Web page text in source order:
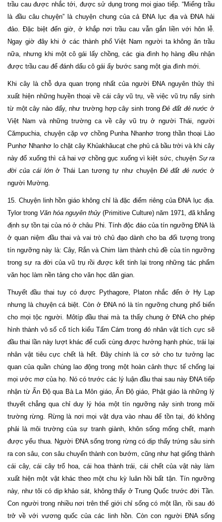
trầu cau được nhắc tới, được sử dụng trong mọi giao tiếp. “Miếng trầu
là đầu câu chuyện” là chuyện chung của cả ĐNA lục địa và ĐNA hải
đảo. Đặc biệt đến giờ, ở khắp nơi trầu cau vẫn gắn liền với hôn lễ.
Ngay giờ đây khi ở các thành phố Việt Nam người ta không ăn trầu
nữa, nhưng khi một cô gái lấy chồng, các gia đình họ hàng đều nhận
được trầu cau để đánh dấu cô gái ấy bước sang một gia đình mới.
Khi cây là chỗ dựa quan trọng nhất của người ĐNA nguyên thủy thì
xuất hiện những huyền thoại về cái cây vũ trụ, về việc vũ trụ nẩy sinh
từ một cây nào đấy, như trường hợp cây sinh trongĐẻ đất đẻ nước ở
Việt Nam và những trường ca về cây vũ trụ ở người Thái, người
Cămpuchia, chuyện cặp vợ chồng Punha Nhanhơ trong thần thoại Lào
Punhơ Nhanhơ lo chặt cây Khủakhâucạt che phủ cả bầu trời và khi cây
này đổ xuống thì cả hai vợ chồng gục xuống vì kiệt sức, chuyện Sự ra
đời của cái lớnở Thái Lan tương tự như chuyện Đẻ đất đẻ nước ở
người Mường.
15. Chuyện linh hồn giáo không chỉ là đặc điểm riêng của ĐNA lục địa.
Tylor trong Văn hóa nguyên thủy (Primitive Culture) năm 1971, đã khẳng
định sự tồn tại của nó ở châu Phi. Tính độc đáo của tín ngưỡng ĐNA là
ở quan niệm đầu thai và vai trò chủ đạo dành cho ba đối tượng trong
tín ngưỡng này là: Cây, Rắn và Chim làm thành chủ đề của tín ngưỡng
trong sự ra đời của vũ trụ rồi được kết tinh lại trong những tác phẩm
văn học làm nền tảng cho văn học dân gian.
Thuyết đầu thai tuy có được Pythagore, Platon nhắc đến ở Hy Lạp
nhưng là chuyện cá biệt. Còn ở ĐNA nó là tín ngưỡng chung phổ biến
cho mọi tộc người. Môtíp đầu thai mà ta thấy chung ở ĐNA cho phép
hình thành vô số cổ tích kiểu Tấm Cám trong đó nhân vật tích cực sẽ
đầu thai lần này lượt khác để cuối cùng được hưởng hạnh phúc, trái lại
nhân vật tiêu cực chết là hết. Đây chính là cơ sở cho tư tưởng lạc
quan của quần chúng lao động trong một hoàn cảnh thực tế chống lại
mọi ước mơ của họ. Nó có trước các lý luận đầu thai sau này ĐNA tiếp
nhận từ Ấn Độ qua Bà La Môn giáo, Ấn Độ giáo, Phật giáo là những lý
thuyết chẳng qua chỉ duy lý hóa một tín ngưỡng nảy sinh trong môi
trường rừng. Rừng là nơi mọi vật dựa vào nhau để tồn tại, đó không
phải là môi trường của sự tranh giành, khôn sống mống chết, mạnh
được yếu thua. Người ĐNA sống trong rừng có dịp thấy trứng sâu sinh
ra con sâu, con sâu chuyển thành con bướm, cũng như hạt giống thành
cái cây, cái cây trổ hoa, cái hoa thành trái, cái chết của vật này làm
xuất hiện một vật khác theo một chu kỳ luân hồi bất tận. Tín ngưỡng
này, như tôi có dịp khảo sát, không thấy ở Trung Quốc trước đời Tần.
Con người trong nhiều nơi trên thế giới chỉ sống có một lần, rồi sau đó
trở về với vương quốc của các linh hồn. Còn con người ĐNA sống